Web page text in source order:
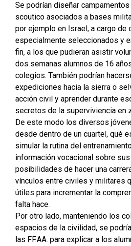
Se podrían diseñar
scoutico asociados a bases
por ejemplo en Israel, a cargo de
especialmente seleccionados y
fin, a los que pudieran asistir
dos semanas alumnos de 16
colegios. También podrían
expediciones hacia la sierra o
acción civil y aprender durante
secretos de la superviviencia en
De este modo los diversos
desde dentro de un cuartel, qué
simular la rutina del
información vocacional sobre
posibilidades de hacer una
vínculos entre civiles y militares
útiles para incrementar la
falta hace.
Por otro lado, manteniendo los
espacios de la civilidad, se
las FF.AA. para explicar a los